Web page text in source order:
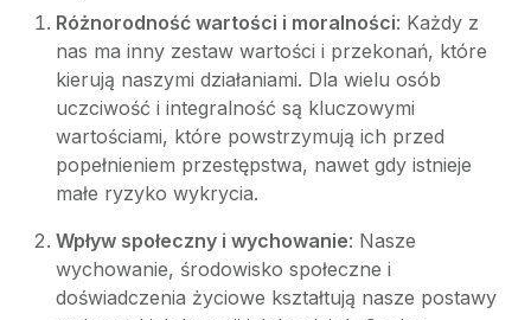
Różnorodność wartości i moralności: Każdy z
nas ma inny zestaw wartości i przekonań, które
kierują naszymi działaniami. Dla wielu osób
uczciwość i integralność są kluczowymi
wartościami, które powstrzymują ich przed
popełnieniem przestępstwa, nawet gdy istnieje
małe ryzyko wykrycia.
Wpływ społeczny i wychowanie: Nasze
wychowanie, środowisko społeczne i
doświadczenia życiowe kształtują nasze postawy